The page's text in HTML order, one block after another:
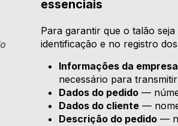
essenciais
Para garantir que o talão
identificação e no registro
Informações da empresa
necessário para
Dados do pedido —
Dados do cliente —
Descrição do pedido —